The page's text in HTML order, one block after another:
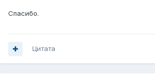
Спасибо.
Цитата